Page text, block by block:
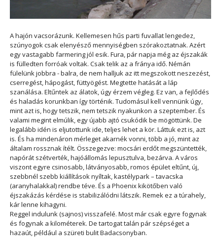
A hajón vacsorázunk. Kellemesen hűs parti fuvallat lengedez,
szúnyogok csak elenyésző mennyiségben szórakoztatnak. Azért
egy vastagabb farmering jól esik. Fura, pár napja még az éjszakák
is fülledten forróak voltak. Csak telik az a fránya idő. Némán
fülelünk jobbra - balra, de nem halljuk az itt megszokott neszezést,
cserregést, hápogást, füttyögést. Megtette hatását a láp
szanálása. Eltűntek az álatok, úgy érzem végleg. Ez van, a fejlődés
és haladás korunkban így történik. Tudomásul kell vennünk úgy,
mint azt is, hogy tetszik, nem tetszik nyakunkon a szeptember. És
valami megint elmúlik, egy újabb ajtó csukódik be mögöttünk. De
legalább idén is eljutottunk ide, teljes lehet a kör. Láttuk ezt is, azt
is. És ha mindenáron mérleget akarnék vonni, több a jó, mint az
általam rossznak ítélt. Összegezve: mocsári erdőt megszüntették,
napórát szétverték, hajóállomás lepusztulva, bezárva. A város
viszont egyre csinosabb, látványosabb, romos épület eltűnt, új,
szebbnél szebb kiállítások nyíltak, kastélypark – tavacska
(aranyhalakkal) rendbe téve. És a Phoenix kikötőben való
éjszakázás kérdése is stabilizálódni látszik. Remek ez a túrahely,
kár lenne kihagyni.
Reggel indulunk (sajnos) visszafelé. Most már csak egyre fogynak
és fogynak a kilométerek. De tartogat talán pár szépséget a
hazaút, például a szüreti bulit Badacsonyban.